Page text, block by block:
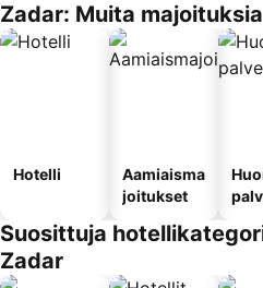
Zadar: Muita majoituksia
Hotelli
Aamiaisma
joitukset
Suosittuja
Zadar